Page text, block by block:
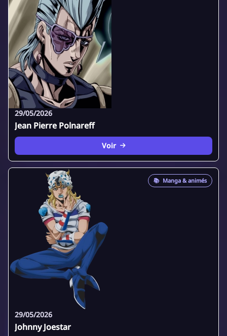
29/05/2026
Jean Pierre Polnareff
Voir
📚 Manga & animés
29/05/2026
Johnny Joestar